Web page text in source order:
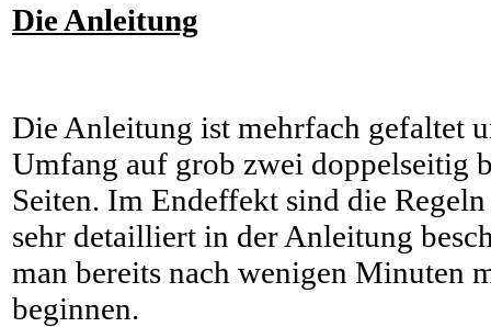
Die Anleitung
Die Anleitung ist mehrfach gefaltet
Umfang auf grob zwei doppelseitig
Seiten. Im Endeffekt sind die
sehr detailliert in der Anleitung
man bereits nach wenigen Minuten
beginnen.